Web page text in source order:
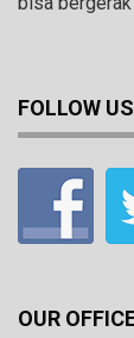
FOLLOW
OUR